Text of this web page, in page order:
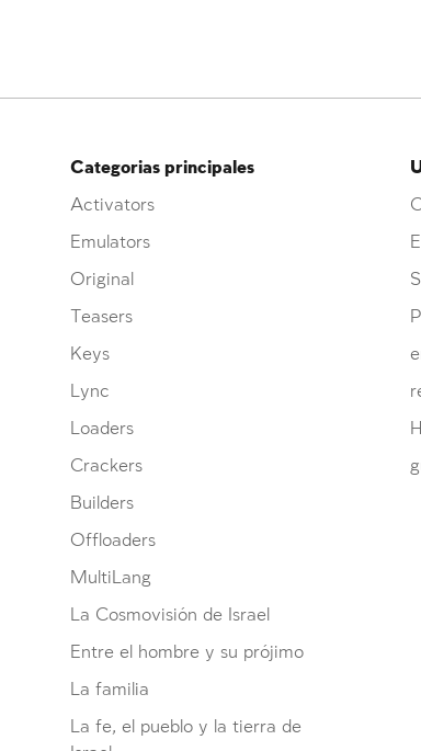
Categorias principales
Activators
Emulators
Original
Teasers
Keys
Lync
Loaders
Crackers
Builders
Offloaders
MultiLang
La Cosmovisión de Israel
Entre el hombre y su prójimo
La familia
La fe, el pueblo y la tierra de